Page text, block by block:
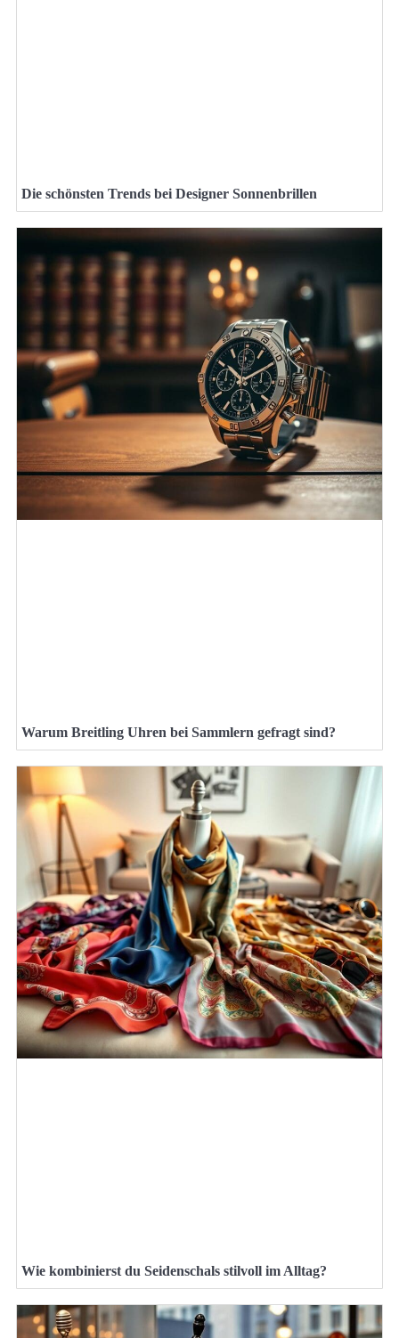
Die schönsten Trends bei Designer Sonnenbrillen
Warum Breitling Uhren bei Sammlern gefragt sind?
Wie kombinierst du Seidenschals stilvoll im Alltag?